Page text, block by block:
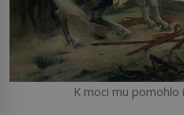
K moci mu pomohlo